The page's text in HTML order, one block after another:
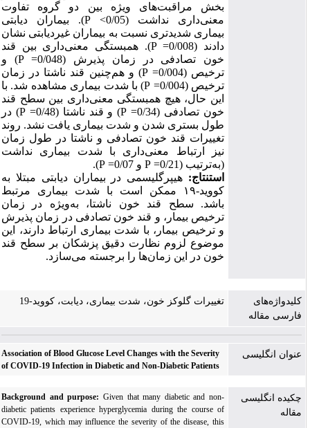
بخش مراقبت‌های ویژه بین دو گروه تفاوت
معنی‌داری نداشت (0/05
>
).
بیماران دیابتی
بیماری شدیدتری نسبت به بیماران غیردیابتی نشان
دادند (0/008=
P
). همبستگی معنی‌داری بین قند
خون تصادفی
در زمان پذیرش )
ترخیص (0/004=
P
) و همچنین قند ناشتا در زمان
ترخیص (0/004=
P
) با شدت بیماری مشاهده شد. با
این حال، هیچ همبستگی معنی‌داری بین سطح قند
خون تصادفی (0/34=
P
) و قند ناشتا (0/48= P
) در
طول بستری شدن و شدت بیماری یافت نشد. روند
تغییرات قند خون تصادفی و ناشتا در طول زمان
نیز ارتباط معنی‌داری با شدت بیماری نداشت
(به‌ترتیب(0/21=
P و 0/07= P
).
استنتاج: هیپرگلیسمی در بیماران دیابتی مبتلا به
کووید-۱۹ ممکن است با شدت بیماری مرتبط
باشد. سطح قند خون ناشتا، به‌ویژه در زمان
ترخیص بیمار، و قند خونتصادفی در زمان پذیرش
و ترخیص بیمار، با شدت بیماری ارتباط دارند، این
موضوع لزوم نظارت دقیق پزشکان بر سطح قند
خون در این زمان‌ها را برجسته می‌سازد .
کلیدواژه‌های
فارسی مقاله
تغییرات گلوکز خون، شدت بیماری، دیابت، کووید-19
عنوان انگلیسی
Association of Blood Glucose Level Changes with the Severity
of COVID-19 Infection in Diabetic and Non-Diabetic Patients
چکیده انگلیسی
مقاله
Background and purpose:Given that many diabetic and non-
diabetic patients experience hyperglycemia during the course of
COVID-19, which may influence the severity of the disease, this